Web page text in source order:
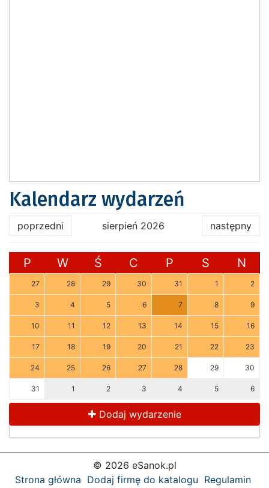
Kalendarz wydarzeń
poprzedni sierpień 2026 następny
P W Ś C P S N
27 28 29 30 31 1 2
3 4 5 6 7 8 9
10 11 12 13 14 15 16
17 18 19 20 21 22 23
24 25 26 27 28 29 30
31 1 2 3 4 5 6
Dodaj wydarzenie
© 2026 eSanok.pl
Strona główna Dodaj firmę do katalogu Regulamin